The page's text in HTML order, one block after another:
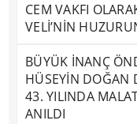
CEM VAKFI
VELİ’NİN
BÜYÜK İNANÇ
HÜSEYİN DOĞAN
43. YILINDA
ANILDI